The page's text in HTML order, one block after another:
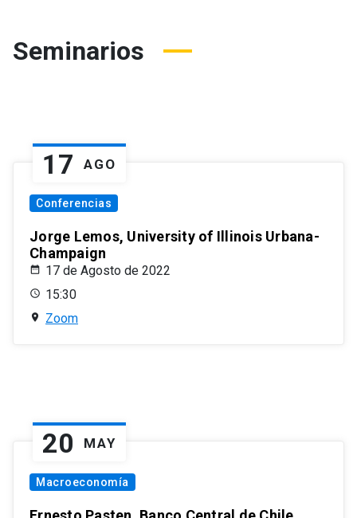
Seminarios
17 AGO
Conferencias
Jorge Lemos, University of Illinois Urbana-
Champaign
17 de Agosto de 2022
15:30
Zoom
20 MAY
Macroeconomía